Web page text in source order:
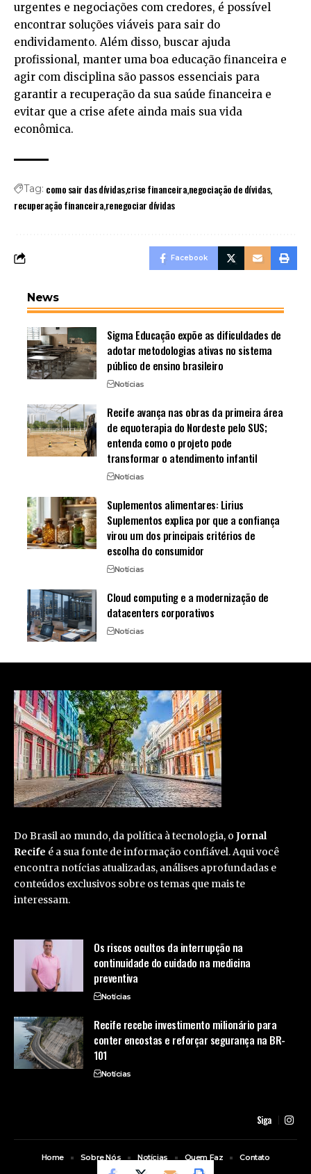
urgentes e negociações com credores, é possível
encontrar soluções viáveis para sair do
endividamento. Além disso, buscar ajuda
profissional, manter uma boa educação financeira e
agir com disciplina são passos essenciais para
garantir a recuperação da sua saúde financeira e
evitar que a crise afete ainda mais sua vida
econômica.
Tag: como sair das dívidascrise financeiranegociação de dívidas
recuperação financeirarenegociar dívidas
Facebook
News
Sigma Educação expõe as dificuldades de
adotar metodologias ativas no sistema
público de ensino brasileiro
Notícias
Recife avança nas obras da primeira área
de equoterapia do Nordeste pelo SUS;
entenda como o projeto pode
transformar o atendimento infantil
Notícias
Suplementos alimentares: Lirius
Suplementos explica por que a confiança
virou um dos principais critérios de
escolha do consumidor
Notícias
Cloud computing e a modernização de
datacenters corporativos
Notícias
Do Brasil ao mundo, da política à tecnologia, o Jornal
Recife é a sua fonte de informação confiável. Aqui você
encontra notícias atualizadas, análises aprofundadas e
conteúdos exclusivos sobre os temas que mais te
interessam.
Os riscos ocultos da interrupção na
continuidade do cuidado na medicina
preventiva
Notícias
Recife recebe investimento milionário para
conter encostas e reforçar segurança na BR-
101
Notícias
Siga
Home Sobre Nós Notícias Quem Faz Contato